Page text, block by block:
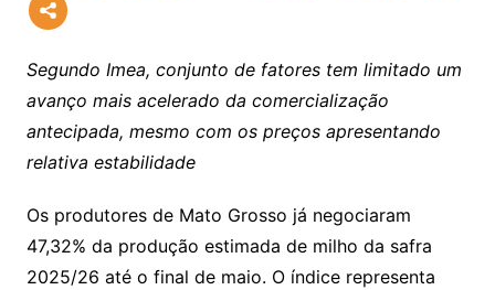
Segundo Imea, conjunto de fatores tem limitado um
avanço mais acelerado da comercialização
antecipada, mesmo com os preços apresentando
relativa estabilidade
Os produtores de Mato Grosso já negociaram
47,32% da produção estimada de milho da safra
2025/26 até o final de maio. O índice representa